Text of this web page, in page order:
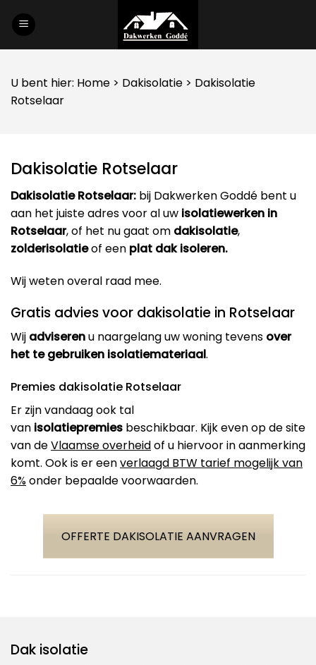
U bent hier: Home > Dakisolatie > Dakisolatie
Rotselaar
Dakisolatie Rotselaar
Dakisolatie Rotselaar: bij Dakwerken Goddé bent u
aan het juiste adres voor al uw isolatiewerken in
Rotselaar, of het nu gaat om dakisolatie,
zolderisolatieof een plat dak isoleren.
Wij weten overal raad mee.
Gratis advies voor dakisolatie in Rotselaar
Wij adviserenu naargelang uw woning tevens over
het te gebruiken isolatiemateriaal.
Premies dakisolatie Rotselaar
Er zijn vandaag ook tal
van isolatiepremies beschikbaar. Kijk even op de site
van deVlaamse overheidof u hiervoor in aanmerking
komt. Ook is er eenverlaagd BTW tarief mogelijk van
6%onder bepaalde voorwaarden.
OFFERTE DAKISOLATIE AANVRAGEN
Dak isolatie